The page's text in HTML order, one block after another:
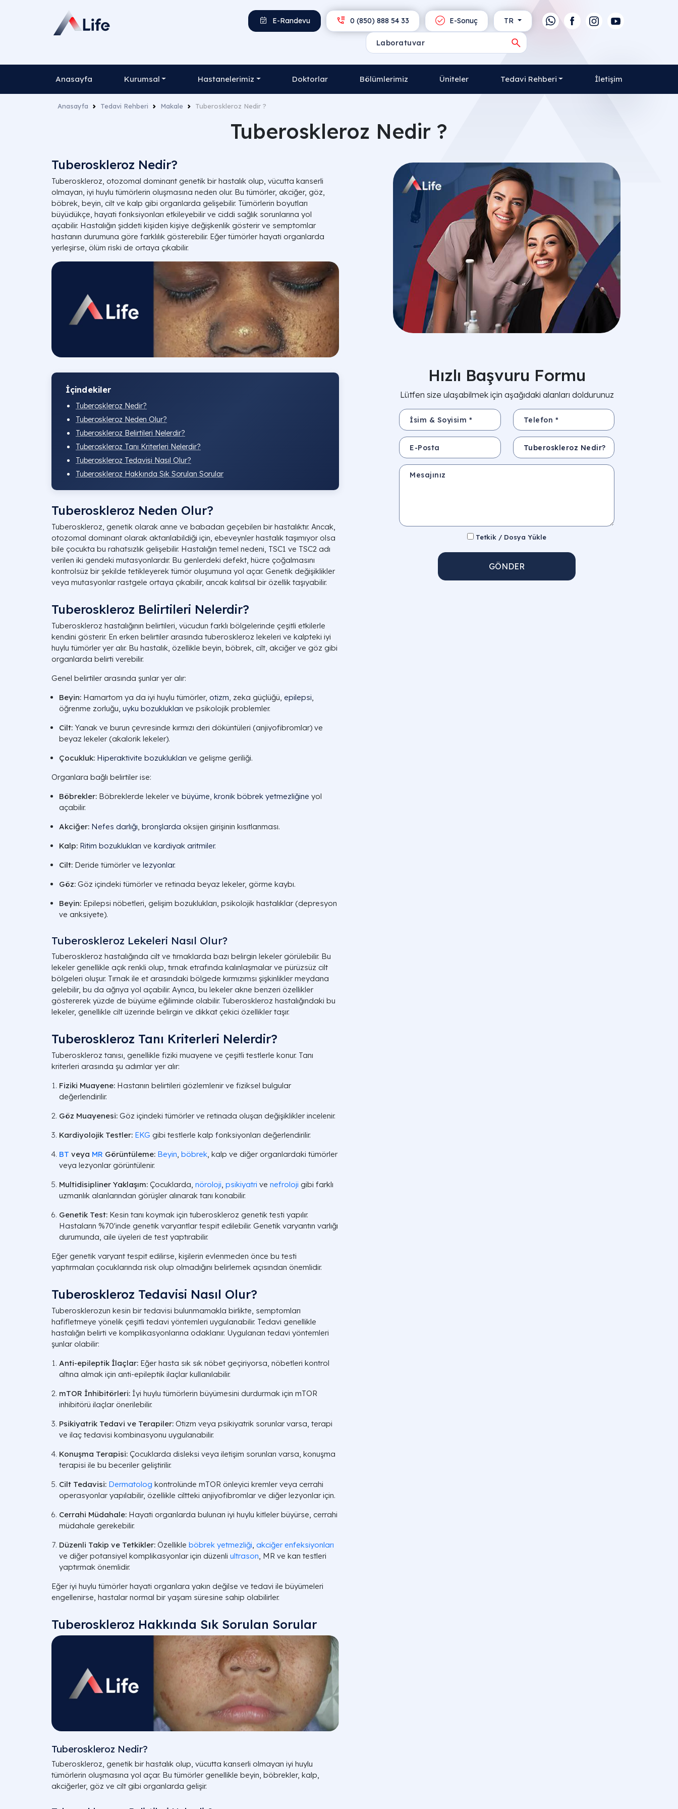
TR
E-Sonuç
0 (850) 888 54 33
E-Randevu
Anasayfa Kurumsal Hastanelerimiz Doktorlar Bölümlerimiz Üniteler Tedavi Rehberi İletişim
Anasayfa Tedavi Rehberi Makale Tuberoskleroz Nedir ?
Tuberoskleroz Nedir ?
Tuberoskleroz Nedir?
Tuberoskleroz, otozomal dominant genetik bir hastalık olup, vücutta kanserli
olmayan, iyi huylu tümörlerin oluşmasına neden olur. Bu tümörler, akciğer, göz,
böbrek, beyin, cilt ve kalp gibi organlarda gelişebilir. Tümörlerin boyutları
büyüdükçe, hayati fonksiyonları etkileyebilir ve ciddi sağlık sorunlarına yol
açabilir. Hastalığın şiddeti kişiden kişiye değişkenlik gösterir ve semptomlar
hastanın durumuna göre farklılık gösterebilir. Eğer tümörler hayati organlarda
yerleşirse, ölüm riski de ortaya çıkabilir.
İçindekiler
Tuberoskleroz Nedir?
Tuberoskleroz Neden Olur?
Tuberoskleroz Belirtileri Nelerdir?
Tuberoskleroz Tanı Kriterleri Nelerdir?
Tuberoskleroz Tedavisi Nasıl Olur?
Tuberoskleroz Hakkında Sık Sorulan Sorular
Tuberoskleroz Neden Olur?
Tuberoskleroz, genetik olarak anne ve babadan geçebilen bir hastalıktır. Ancak,
otozomal dominant olarak aktarılabildiği için, ebeveynler hastalık taşımıyor olsa
bile çocukta bu rahatsızlık gelişebilir. Hastalığın temel nedeni, TSC1 ve TSC2 adı
verilen iki gendeki mutasyonlardır. Bu genlerdeki defekt, hücre çoğalmasını
kontrolsüz bir şekilde tetikleyerek tümör oluşumuna yol açar. Genetik değişiklikler
veya mutasyonlar rastgele ortaya çıkabilir, ancak kalıtsal bir özellik taşıyabilir.
Tuberoskleroz Belirtileri Nelerdir?
Tuberoskleroz hastalığının belirtileri, vücudun farklı bölgelerinde çeşitli etkilerle
kendini gösterir. En erken belirtiler arasında tuberoskleroz lekeleri ve kalpteki iyi
huylu tümörler yer alır. Bu hastalık, özellikle beyin, böbrek, cilt, akciğer ve göz gibi
organlarda belirti verebilir.
Genel belirtiler arasında şunlar yer alır:
Beyin: Hamartom ya da iyi huylu tümörler, otizm, zeka güçlüğü, epilepsi,
öğrenme zorluğu, uyku bozuklukları ve psikolojik problemler.
Cilt: Yanak ve burun çevresinde kırmızı deri döküntüleri (anjiyofibromlar) ve
beyaz lekeler (akalorik lekeler).
Çocukluk: Hiperaktivite bozuklukları ve gelişme geriliği.
Organlara bağlı belirtiler ise:
Böbrekler: Böbreklerde lekeler ve büyüme, kronik böbrek yetmezliğine yol
açabilir.
Akciğer: Nefes darlığı, bronşlarda oksijen girişinin kısıtlanması.
Kalp: Ritim bozuklukları ve kardiyak aritmiler.
Cilt: Deride tümörler ve lezyonlar.
Göz: Göz içindeki tümörler ve retinada beyaz lekeler, görme kaybı.
Beyin: Epilepsi nöbetleri, gelişim bozuklukları, psikolojik hastalıklar (depresyon
ve anksiyete).
Tuberoskleroz Lekeleri Nasıl Olur?
Tuberoskleroz hastalığında cilt ve tırnaklarda bazı belirgin lekeler görülebilir. Bu
lekeler genellikle açık renkli olup, tırnak etrafında kalınlaşmalar ve pürüzsüz cilt
bölgeleri oluşur. Tırnak ile et arasındaki bölgede kırmızımsı şişkinlikler meydana
gelebilir, bu da ağrıya yol açabilir. Ayrıca, bu lekeler akne benzeri özellikler
göstererek yüzde de büyüme eğiliminde olabilir. Tuberoskleroz hastalığındaki bu
lekeler, genellikle cilt üzerinde belirgin ve dikkat çekici özellikler taşır.
Tuberoskleroz Tanı Kriterleri Nelerdir?
Tuberoskleroz tanısı, genellikle fiziki muayene ve çeşitli testlerle konur. Tanı
kriterleri arasında şu adımlar yer alır:
Fiziki Muayene: Hastanın belirtileri gözlemlenir ve fiziksel bulgular
değerlendirilir.
Göz Muayenesi: Göz içindeki tümörler ve retinada oluşan değişiklikler incelenir.
Kardiyolojik Testler: EKG gibi testlerle kalp fonksiyonları değerlendirilir.
BT veya MR Görüntüleme: Beyin, böbrek, kalp ve diğer organlardaki tümörler
veya lezyonlar görüntülenir.
Multidisipliner Yaklaşım: Çocuklarda, nöroloji, psikiyatri ve nefroloji gibi farklı
uzmanlık alanlarından görüşler alınarak tanı konabilir.
Genetik Test: Kesin tanı koymak için tuberoskleroz genetik testi yapılır.
Hastaların %70'inde genetik varyantlar tespit edilebilir. Genetik varyantın varlığı
durumunda, aile üyeleri de test yaptırabilir.
Eğer genetik varyant tespit edilirse, kişilerin evlenmeden önce bu testi
yaptırmaları çocuklarında risk olup olmadığını belirlemek açısından önemlidir.
Tuberoskleroz Tedavisi Nasıl Olur?
Tuberosklerozun kesin bir tedavisi bulunmamakla birlikte, semptomları
hafifletmeye yönelik çeşitli tedavi yöntemleri uygulanabilir. Tedavi genellikle
hastalığın belirti ve komplikasyonlarına odaklanır. Uygulanan tedavi yöntemleri
şunlar olabilir:
Anti-epileptik İlaçlar: Eğer hasta sık sık nöbet geçiriyorsa, nöbetleri kontrol
altına almak için anti-epileptik ilaçlar kullanılabilir.
mTOR İnhibitörleri: İyi huylu tümörlerin büyümesini durdurmak için mTOR
inhibitörü ilaçlar önerilebilir.
Psikiyatrik Tedavi ve Terapiler: Otizm veya psikiyatrik sorunlar varsa, terapi
ve ilaç tedavisi kombinasyonu uygulanabilir.
Konuşma Terapisi: Çocuklarda disleksi veya iletişim sorunları varsa, konuşma
terapisi ile bu beceriler geliştirilir.
Cilt Tedavisi: Dermatolog kontrolünde mTOR önleyici kremler veya cerrahi
operasyonlar yapılabilir, özellikle ciltteki anjiyofibromlar ve diğer lezyonlar için.
Cerrahi Müdahale: Hayati organlarda bulunan iyi huylu kitleler büyürse, cerrahi
müdahale gerekebilir.
Düzenli Takip ve Tetkikler: Özellikle böbrek yetmezliği, akciğer enfeksiyonları
ve diğer potansiyel komplikasyonlar için düzenli ultrason, MR ve kan testleri
yaptırmak önemlidir.
Eğer iyi huylu tümörler hayati organlara yakın değilse ve tedavi ile büyümeleri
engellenirse, hastalar normal bir yaşam süresine sahip olabilirler.
Tuberoskleroz Hakkında Sık Sorulan Sorular
Tuberoskleroz Nedir?
Tuberoskleroz, genetik bir hastalık olup, vücutta kanserli olmayan iyi huylu
tümörlerin oluşmasına yol açar. Bu tümörler genellikle beyin, böbrekler, kalp,
akciğerler, göz ve cilt gibi organlarda gelişir.
Hızlı Başvuru Formu
Lütfen size ulaşabilmek için aşağıdaki alanları doldurunuz
İsim & Soyisim * Telefon *
E-Posta Konu
Mesajınız
Tetkik / Dosya Yükle
GÖNDER